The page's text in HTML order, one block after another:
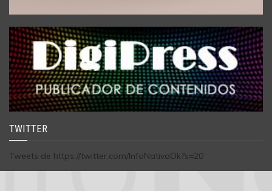
TWITTER
Tweets de https://twitter.com/InfoNativaOk?s=20